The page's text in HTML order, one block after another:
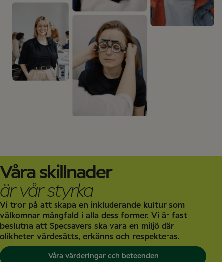
Våra skillnader
är vår styrka
Vi tror på att skapa en inkluderande kultur som
välkomnar mångfald i alla dess former. Vi är fast
beslutna att Specsavers ska vara en miljö där
olikheter värdesätts, erkänns och respekteras.
Våra värderingar och beteenden